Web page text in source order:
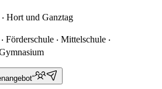
Hort und Ganztag
Förderschule ‧ Mittelschule ‧